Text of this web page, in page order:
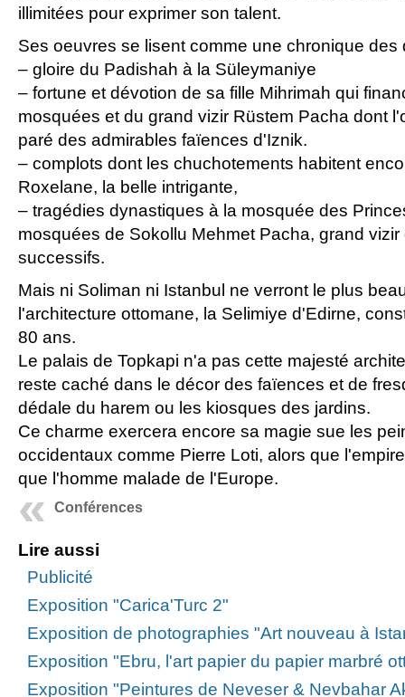
illimitées pour exprimer son talent.
Ses oeuvres se lisent comme une chronique des
– gloire du Padishah à la Süleymaniye
– fortune et dévotion de sa fille Mihrimah qui
mosquées et du grand vizir Rüstem Pacha dont
paré des admirables faïences d'Iznik.
– complots dont les chuchotements habitent
Roxelane, la belle intrigante,
– tragédies dynastiques à la mosquée des
mosquées de Sokollu Mehmet Pacha, grand vizir
successifs.
Mais ni Soliman ni Istanbul ne verront le plus
l'architecture ottomane, la Selimiye d'Edirne,
80 ans.
Le palais de Topkapi n'a pas cette majesté
reste caché dans le décor des faïences et de
dédale du harem ou les kiosques des jardins.
Ce charme exercera encore sa magie sue les
occidentaux comme Pierre Loti, alors que
que l'homme malade de l'Europe.
Conférences
Lire aussi
Publicité
Exposition "Carica'Turc 2"
Exposition de photographies "Art nouveau à
Exposition "Ebru, l'art papier du papier marbré
Exposition "Peintures de Neveser & Nevbahar